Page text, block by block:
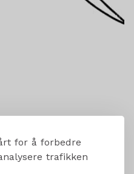
for å forbedre
trafikken